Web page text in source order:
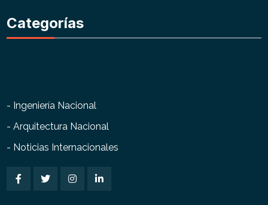
Categorías
- Ingeniería Nacional
- Arquitectura Nacional
- Noticias Internacionales